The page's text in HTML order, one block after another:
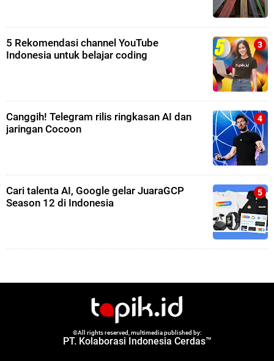
5 Rekomendasi channel YouTube
Indonesia untuk belajar coding
Canggih! Telegram rilis ringkasan AI dan
jaringan Cocoon
Cari talenta AI, Google gelar JuaraGCP
Season 12 di Indonesia
©All rights reserved, multimedia published by:
PT. Kolaborasi Indonesia Cerdas™